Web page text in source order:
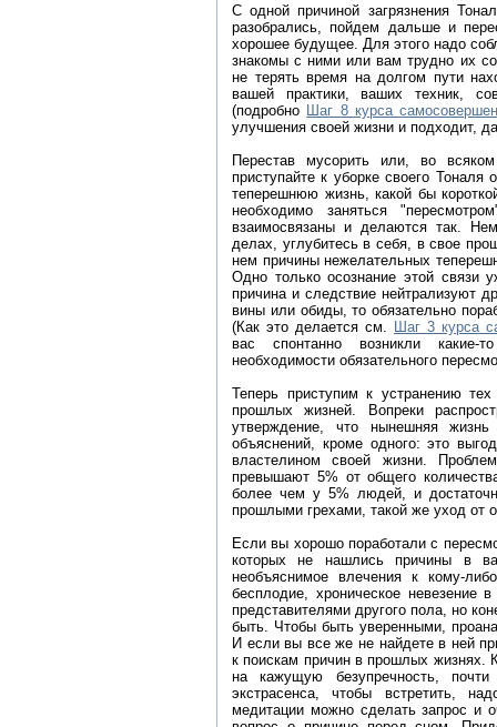
С одной причиной загрязнения
разобрались, пойдем дальше и
хорошее будущее. Для этого надо
знакомы с ними или вам трудно их
не терять время на долгом пути
вашей практики, ваших техник,
(подробно
Шаг 8 курса
улучшения своей жизни и подходит,
Перестав мусорить или, во
приступайте к уборке своего
теперешнюю жизнь, какой бы
необходимо заняться
взаимосвязаны и делаются так.
делах, углубитесь в себя, в свое
нем причины нежелательных
Одно только осознание этой связи
причина и следствие нейтрализуют
вины или обиды, то обязательно
(Как это делается см.
Шаг 3 курса
вас спонтанно возникли какие-
необходимости обязательного
Теперь приступим к устранению
прошлых жизней. Вопреки
утверждение, что нынешняя
объяснений, кроме одного: это
властелином своей жизни.
превышают 5% от общего
более чем у 5% людей, и
прошлыми грехами, такой же уход от
Если вы хорошо поработали с
которых не нашлись причины в
необъяснимое влечения к кому-
бесплодие, хроническое
представителями другого пола, но
быть. Чтобы быть уверенными,
И если вы все же не найдете в ней
к поискам причин в прошлых жизнях.
на кажущую безупречность,
экстрасенса, чтобы встретить,
медитации можно сделать запрос и